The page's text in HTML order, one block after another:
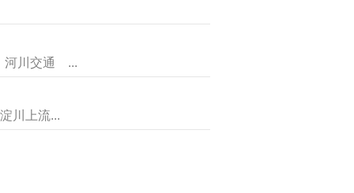
川交通 ...
川上流...